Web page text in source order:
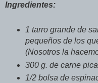
Ingredientes:
1 tarro grande de
pequeños de los
(Nosotros la
300 g. de carne
1/2 bolsa de